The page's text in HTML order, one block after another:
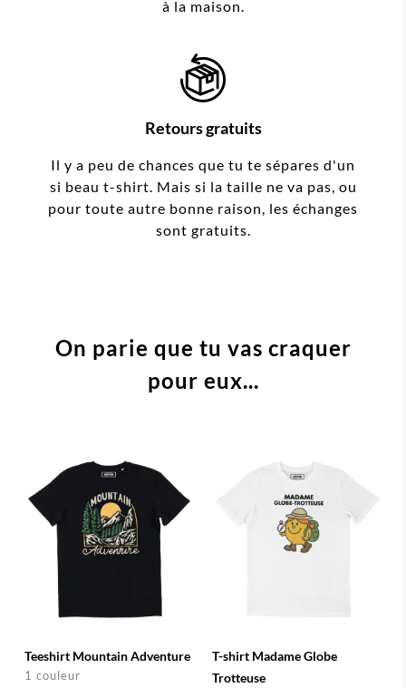
à la maison.
Retours gratuits
Il y a peu de chances que tu te sépares d'un
si beau t-shirt. Mais si la taille ne va pas, ou
pour toute autre bonne raison, les échanges
sont gratuits.
On parie que tu vas craquer
pour eux...
Teeshirt Mountain Adventure
1 couleur
T-shirt Madame Globe
Trotteuse